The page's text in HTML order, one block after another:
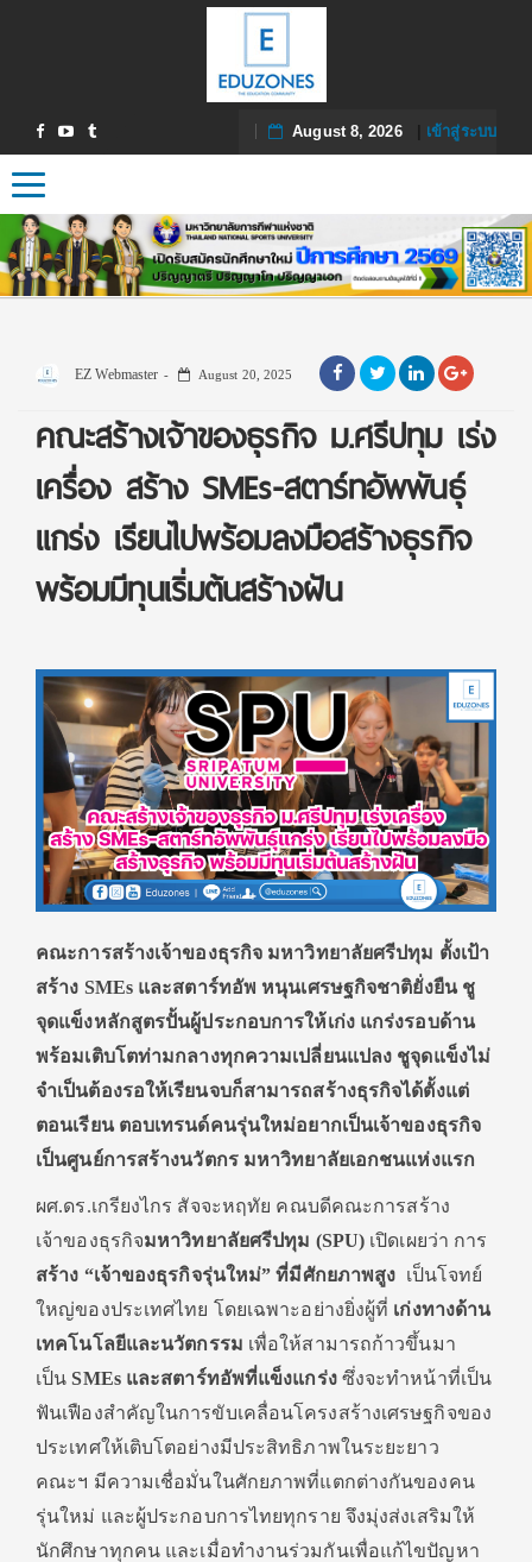
August 8, 2026| เข้าสู่ระบบ
Toggle navigation
EZ Webmaster August 20, 2025
คณะสร้างเจ้าของธุรกิจ ม.ศรีปทุม เร่ง
เครื่อง สร้าง SMEs-สตาร์ทอัพพันธุ์
แกร่ง เรียนไปพร้อมลงมือสร้างธุรกิจ
พร้อมมีทุนเริ่มต้นสร้างฝัน
คณะการสร้างเจ้าของธุรกิจ มหาวิทยาลัยศรีปทุม ตั้งเป้า
สร้าง SMEs และสตาร์ทอัพ หนุนเศรษฐกิจชาติยั่งยืน ชู
จุดแข็งหลักสูตรปั้นผู้ประกอบการให้เก่ง แกร่งรอบด้าน
พร้อมเติบโตท่ามกลางทุกความเปลี่ยนแปลง ชูจุดแข็งไม่
จำเป็นต้องรอให้เรียนจบก็สามารถสร้างธุรกิจได้ตั้งแต่
ตอนเรียน ตอบเทรนด์คนรุ่นใหม่อยากเป็นเจ้าของธุรกิจ
เป็นศูนย์การสร้างนวัตกร มหาวิทยาลัยเอกชนแห่งแรก
ผศ.ดร.เกรียงไกร สัจจะหฤทัย คณบดีคณะการสร้าง
เจ้าของธุรกิจมหาวิทยาลัยศรีปทุม (SPU) เปิดเผยว่า การ
สร้าง “เจ้าของธุรกิจรุ่นใหม่” ที่มีศักยภาพสูง เป็นโจทย์
ใหญ่ของประเทศไทย โดยเฉพาะอย่างยิ่งผู้ที่ เก่งทางด้าน
เทคโนโลยีและนวัตกรรม เพื่อให้สามารถก้าวขึ้นมา
เป็นSMEs และสตาร์ทอัพที่แข็งแกร่งซึ่งจะทำหน้าที่เป็น
ฟันเฟืองสำคัญในการขับเคลื่อนโครงสร้างเศรษฐกิจของ
ประเทศให้เติบโตอย่างมีประสิทธิภาพในระยะยาว
คณะฯ มีความเชื่อมั่นในศักยภาพที่แตกต่างกันของคน
รุ่นใหม่ และผู้ประกอบการไทยทุกราย จึงมุ่งส่งเสริมให้
นักศึกษาทุกคน และเมื่อทำงานร่วมกันเพื่อแก้ไขปัญหา